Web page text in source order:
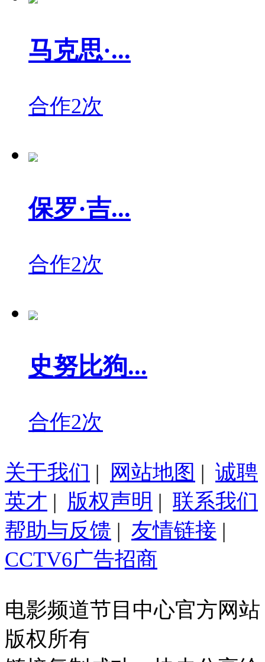
马克思·...
合作2次
保罗·吉...
合作2次
史努比狗...
合作2次
关于我们 | 网站地图 | 诚聘
英才 | 版权声明 | 联系我们
帮助与反馈 | 友情链接 |
CCTV6广告招商
电影频道节目中心官方网站
版权所有